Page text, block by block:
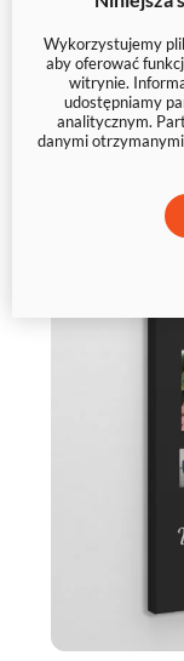
Kolaż
Wykorzystujemy
aby oferować
witrynie.
udostępniamy
analitycznym.
danymi